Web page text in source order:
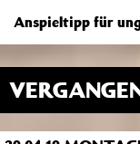
Anspieltipp für